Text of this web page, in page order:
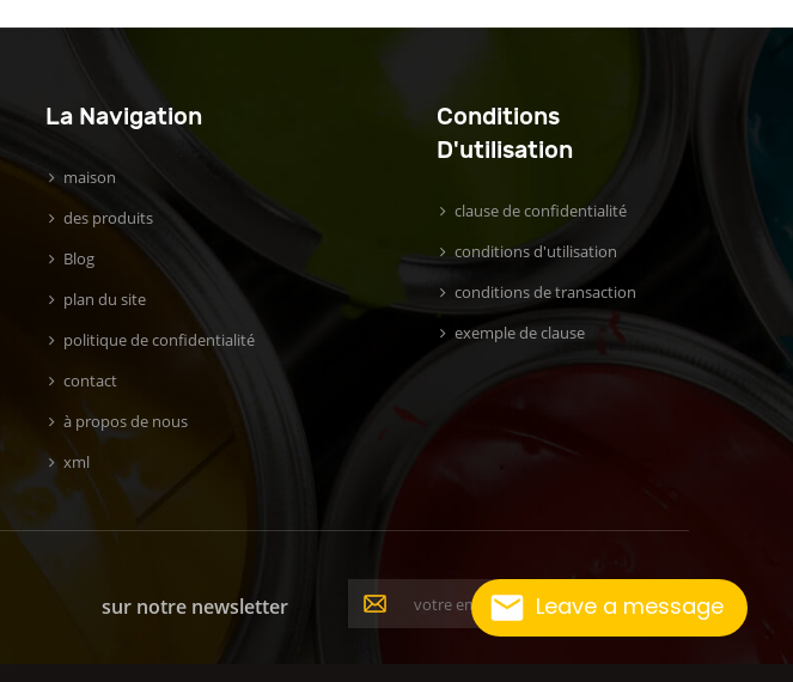
Leave a message
La Navigation
maison
des produits
Blog
plan du site
politique de confidentialité
contact
à propos de nous
xml
Conditions
D'utilisation
clause de confidentialité
conditions d'utilisation
conditions de transaction
exemple de clause
sur notre newsletter